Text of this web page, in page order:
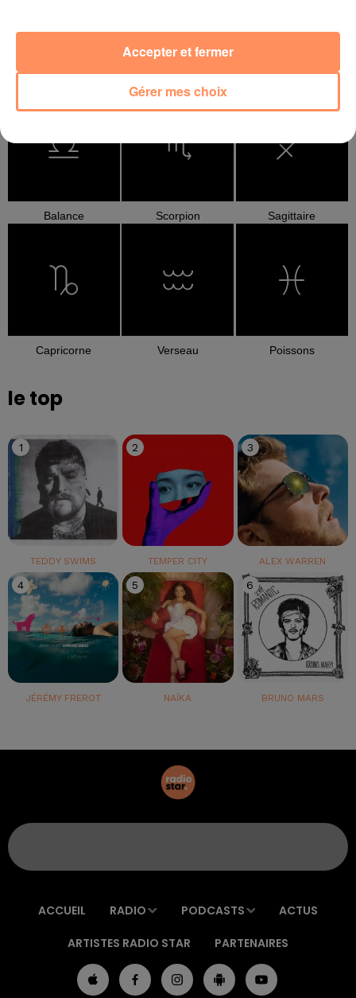
Balance Scorpion Sagittaire
Capricorne Verseau Poissons
le top
1
TEDDY SWIMS
2
TEMPER CITY
3
ALEX WARREN
4
JÉRÉMY FREROT
5
NAÏKA
6
BRUNO MARS
ACCUEIL RADIO PODCASTS ACTUS
ARTISTES RADIO STAR PARTENAIRES
Gérer mes choix
Accepter et fermer